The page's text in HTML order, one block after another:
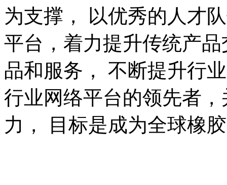
为支撑， 以优秀的人才
平台，着力提升传统产
品和服务， 不断提升行
行业网络平台的领先者
力， 目标是成为全球橡